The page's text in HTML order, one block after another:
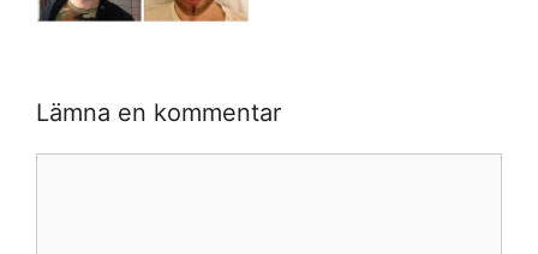
Lämna en kommentar